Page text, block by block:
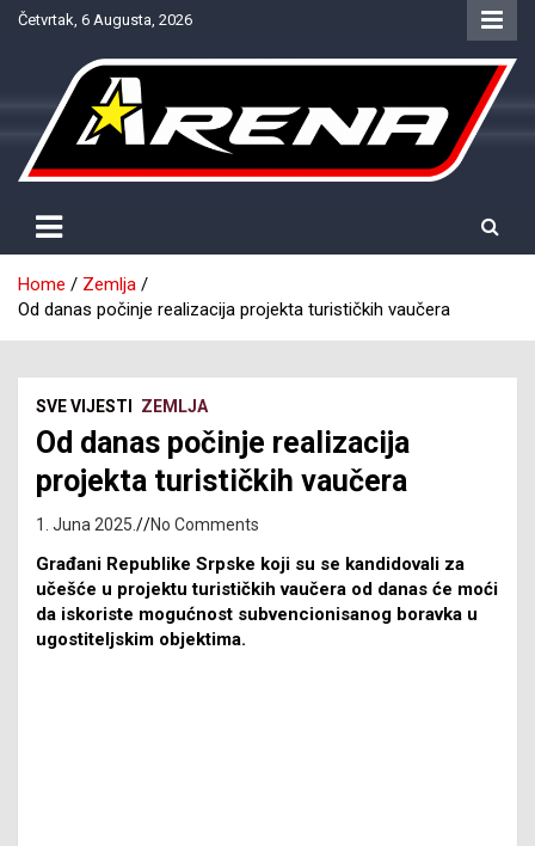
SkipČetvrtak, 6 Augusta, 2026
NTV Arena
Home
Zemlja
Od danas počinje realizacija projekta turističkih vaučera
SVE VIJESTI ZEMLJA
Od danas počinje realizacija
projekta turističkih vaučera
1. Juna 2025. No Comments
Građani Republike Srpske koji su se kandidovali za
učešće u projektu turističkih vaučera od danas će moći
da iskoriste mogućnost subvencionisanog boravka u
ugostiteljskim objektima.